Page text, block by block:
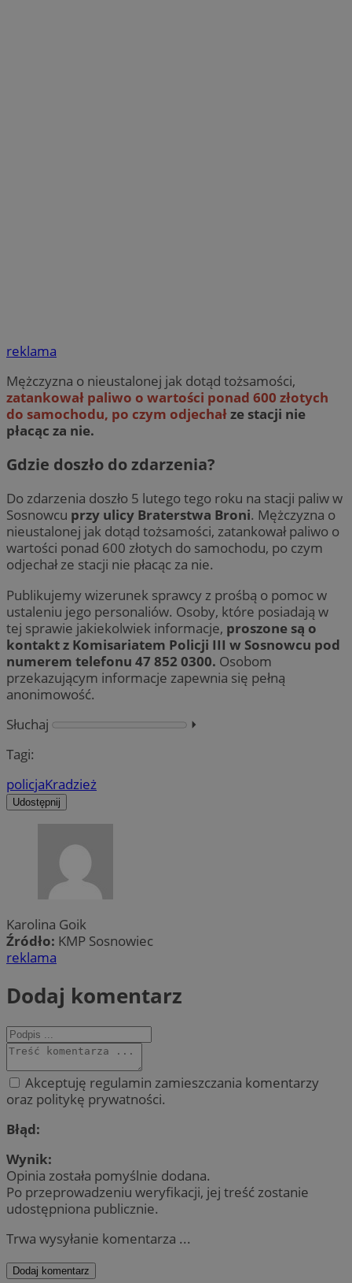
reklama
Mężczyzna o nieustalonej jak dotąd tożsamości,
zatankował paliwo o wartości ponad 600 złotych
do samochodu, po czym odjechałze stacji nie
płacąc za nie.
Gdzie doszło do zdarzenia?
Do zdarzenia doszło 5 lutego tego roku na stacji paliw w
Sosnowcu przy ulicy Braterstwa Broni. Mężczyzna o
nieustalonej jak dotąd tożsamości, zatankował paliwo o
wartości ponad 600 złotych do samochodu, po czym
odjechał ze stacji nie płacąc za nie.
Publikujemy wizerunek sprawcy z prośbą o pomoc w
ustaleniu jego personaliów. Osoby, które posiadają w
tej sprawie jakiekolwiek informacje, proszone są o
kontakt z Komisariatem Policji III w Sosnowcu pod
numerem telefonu 47 852 0300. Osobom
przekazującym informacje zapewnia się pełną
anonimowość.
Słuchaj
⏵︎
Tagi:
policjaKradzież
Udostępnij
Karolina Goik
Źródło: KMP Sosnowiec
reklama
Dodaj komentarz
Akceptuję regulamin zamieszczania komentarzy
oraz politykę prywatności.
Błąd:
Wynik:
Opinia została pomyślnie dodana.
Po przeprowadzeniu weryfikacji, jej treść zostanie
udostępniona publicznie.
Trwa wysyłanie komentarza ...
Dodaj komentarz